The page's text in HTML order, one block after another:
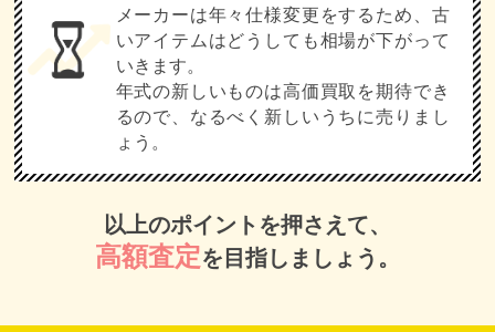
メーカーは年々仕様変更をするため、古
いアイテムはどうしても相場が下がって
いきます。
年式の新しいものは高価買取を期待でき
るので、なるべく新しいうちに売りまし
ょう。
以上のポイントを押さえて、
高額査定を目指しましょう。